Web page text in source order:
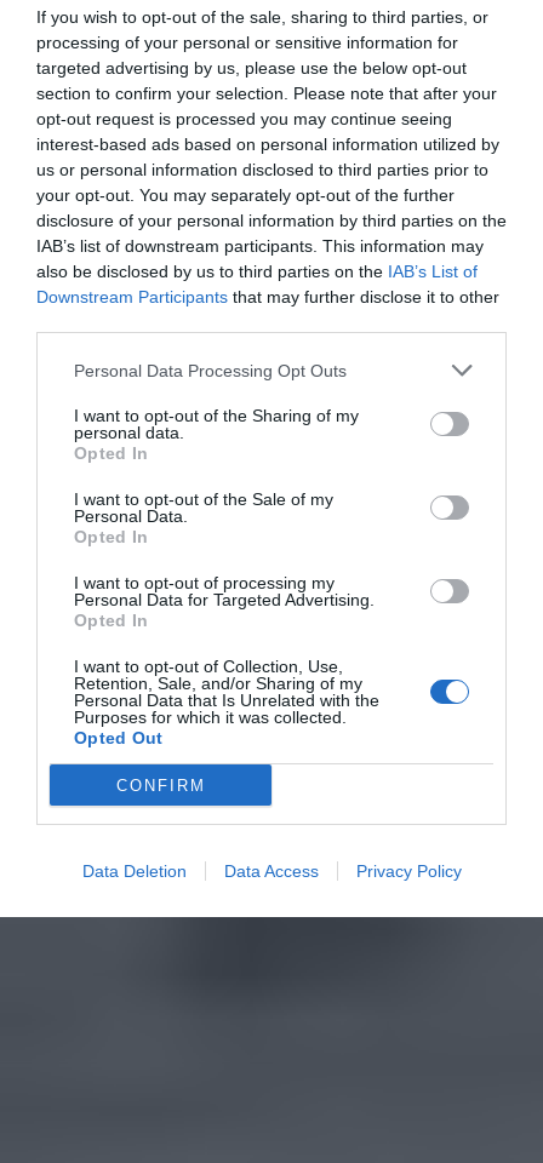
If you wish to opt-out of the sale, sharing to third parties, or
processing of your personal or sensitive information for
targeted advertising by us, please use the below opt-out
section to confirm your selection. Please note that after your
opt-out request is processed you may continue seeing
interest-based ads based on personal information utilized by
us or personal information disclosed to third parties prior to
your opt-out. You may separately opt-out of the further
disclosure of your personal information by third parties on the
IAB’s list of downstream participants. This information may
also be disclosed by us to third parties on the IAB’s List of
Downstream Participants that may further disclose it to other
Personal Data Processing Opt Outs
I want to opt-out of the Sharing of my
personal data.
Opted In
I want to opt-out of the Sale of my
Personal Data.
Opted In
I want to opt-out of processing my
Personal Data for Targeted Advertising.
Opted In
I want to opt-out of Collection, Use,
Retention, Sale, and/or Sharing of my
Personal Data that Is Unrelated with the
Purposes for which it was collected.
Opted Out
CONFIRM
Data Deletion Data Access Privacy Policy